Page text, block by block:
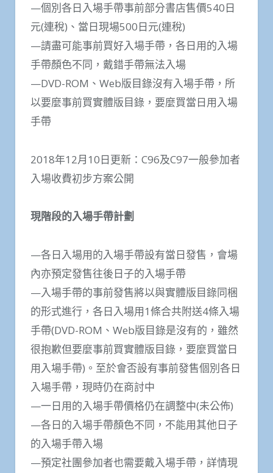
—個別各日入場手帶事前部分書店售價540日
元(連稅)、當日現場500日元(連稅)
—請盡可能事前買好入場手帶，各日用的入場
手帶顏色不同，戴錯手帶無法入場
—DVD-ROM、Web版目錄沒有入場手帶，所
以要麼事前買實體版目錄，要麼買當日用入場
手帶
2018年12月10日更新：C96及C97一般參加者
入場收費初步方案公開
現階段的入場手帶計劃
—各日入場用的入場手帶設有當日發售，會場
內亦預定發售往後日子的入場手帶
—入場手帶的事前發售將以與實體版目錄同梱
的形式進行，各日入場用1條合共附送4條入場
手帶(DVD-ROM、Web版目錄是沒有的，雖然
很抱歉但要麼事前買實體版目錄，要麼買當日
用入場手帶)。至於會否設有事前發售個別各日
入場手帶，現時仍在商討中
—一日用的入場手帶價格仍在調整中(未公佈)
—各日的入場手帶顏色不同，不能用其他日子
的入場手帶入場
—預定社團參加者也需要戴入場手帶，詳情現